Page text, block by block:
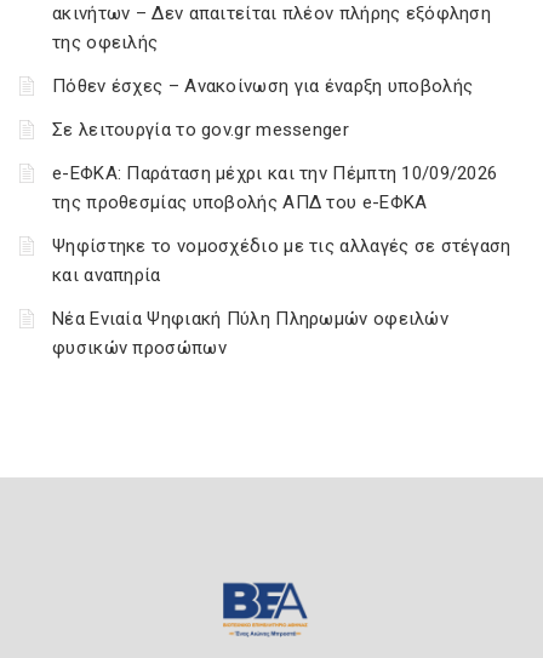
ακινήτων – Δεν απαιτείται πλέον πλήρης εξόφληση
της οφειλής
Πόθεν έσχες – Ανακοίνωση για έναρξη υποβολής
Σε λειτουργία το gov.gr messenger
e-ΕΦΚΑ: Παράταση μέχρι και την Πέμπτη 10/09/2026
της προθεσμίας υποβολής ΑΠΔ του e-ΕΦΚΑ
Ψηφίστηκε το νομοσχέδιο με τις αλλαγές σε στέγαση
και αναπηρία
Νέα Ενιαία Ψηφιακή Πύλη Πληρωμών οφειλών
φυσικών προσώπων